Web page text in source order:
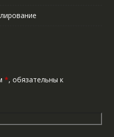
*, обязательны к